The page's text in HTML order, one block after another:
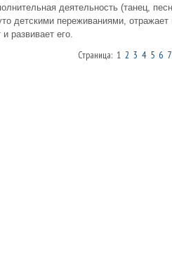
деятельность (танец,
детскими переживаниями, отражает
развивает его.
Страница: 1 2 3 4 5 6 7